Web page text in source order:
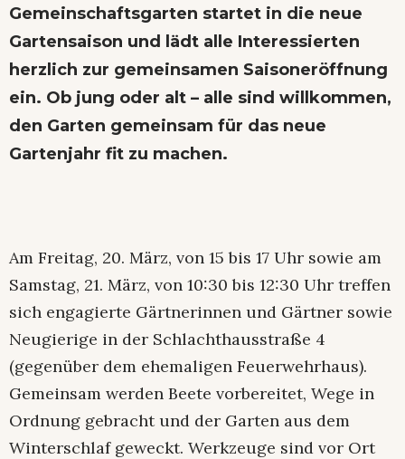
Gemeinschaftsgarten startet in die neue
Gartensaison und lädt alle Interessierten
herzlich zur gemeinsamen Saisoneröffnung
ein. Ob jung oder alt – alle sind willkommen,
den Garten gemeinsam für das neue
Gartenjahr fit zu machen.
Am Freitag, 20. März, von 15 bis 17 Uhr sowie am
Samstag, 21. März, von 10:30 bis 12:30 Uhr treffen
sich engagierte Gärtnerinnen und Gärtner sowie
Neugierige in der Schlachthausstraße 4
(gegenüber dem ehemaligen Feuerwehrhaus).
Gemeinsam werden Beete vorbereitet, Wege in
Ordnung gebracht und der Garten aus dem
Winterschlaf geweckt. Werkzeuge sind vor Ort